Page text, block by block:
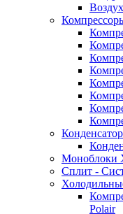
Моноблоки
Сплит -
Polair